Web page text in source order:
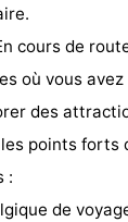
cours de
où vous
des
points forts
:
de